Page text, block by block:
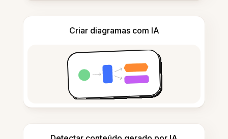
Criar diagramas com IA